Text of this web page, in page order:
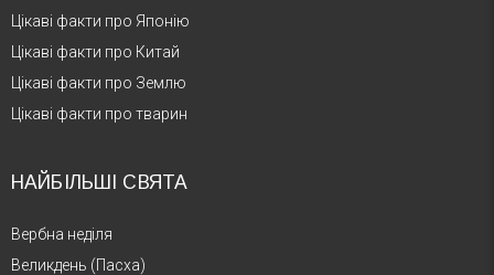
Цікаві факти про Японію
Цікаві факти про Китай
Цікаві факти про Землю
Цікаві факти про тварин
НАЙБІЛЬШІ СВЯТА
Вербна неділя
Великдень (Пасха)